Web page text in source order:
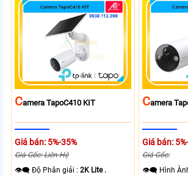
CAmera TapoC410 KIT
Giá bán: 5%-35%
Giá Gốc: Liên Hệ
👁️‍🗨 Độ Phân giải :2K Lite .
CAmera
Giá bán:
Giá Gốc:
👁️‍🗨 Hình